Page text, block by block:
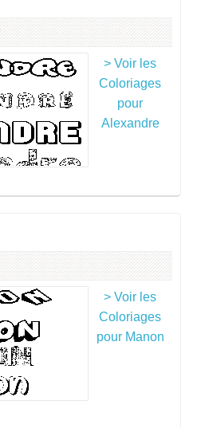
> Voir les
Coloriages
pour
Alexandre
> Voir les
Coloriages
pour Manon